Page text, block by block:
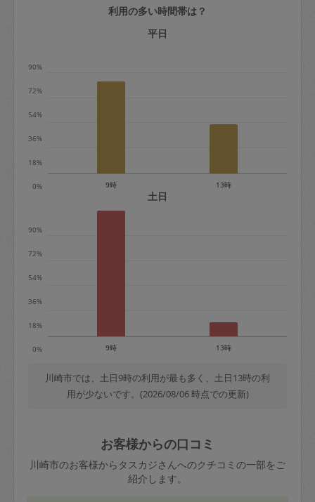
定期契約をキャンセルする場合、毎週定
期は月2回まで隔週定期は月1回までキャ
※キャンセル料金の設定について：
定期依頼1回（3時間）の金額とスポット
利用の多い時間帯は？
平日
0%
18%
36%
54%
72%
90%
9時 13時
土日
0%
18%
36%
54%
72%
90%
9時 13時
川崎市では、土日9時の利用が最も多く、土日13時の利
用が少ないです。(2026/08/06 時点での更新)
お客様からの口コミ
川崎市のお客様からタスカジさんへのクチコミの一部をご
紹介します。